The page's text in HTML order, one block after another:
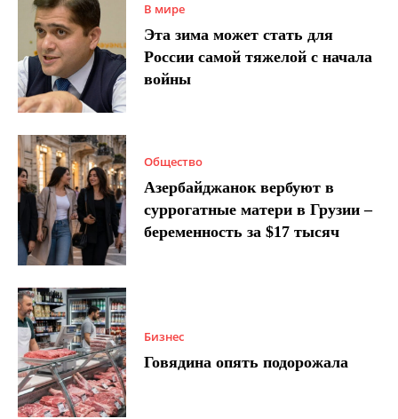
В мире
Эта зима может стать для
России самой тяжелой с начала
войны
Общество
Азербайджанок вербуют в
суррогатные матери в Грузии –
беременность за $17 тысяч
Бизнес
Говядина опять подорожала